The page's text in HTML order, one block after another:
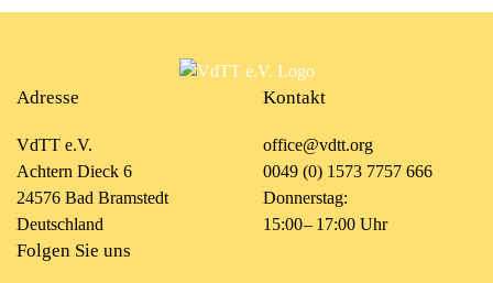
Adresse
VdTT e.V.
Achtern Dieck 6
24576 Bad Bramstedt
Deutschland
Kontakt
office@vdtt.org
0049 (0) 1573 7757 666
Donnerstag:
15:00 – 17:00 Uhr
Folgen Sie uns